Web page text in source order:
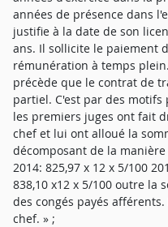
années de présence dans
justifie à la date de son
ans. Il sollicite le paiement
rémunération à temps
précède que le contrat de
partiel. C'est par des
les premiers juges ont fait
chef et lui ont alloué la
décomposant de la
2014: 825,97 x 12 x 5/100
838,10 x12 x 5/100 outre la
des congés payés
chef. » ;